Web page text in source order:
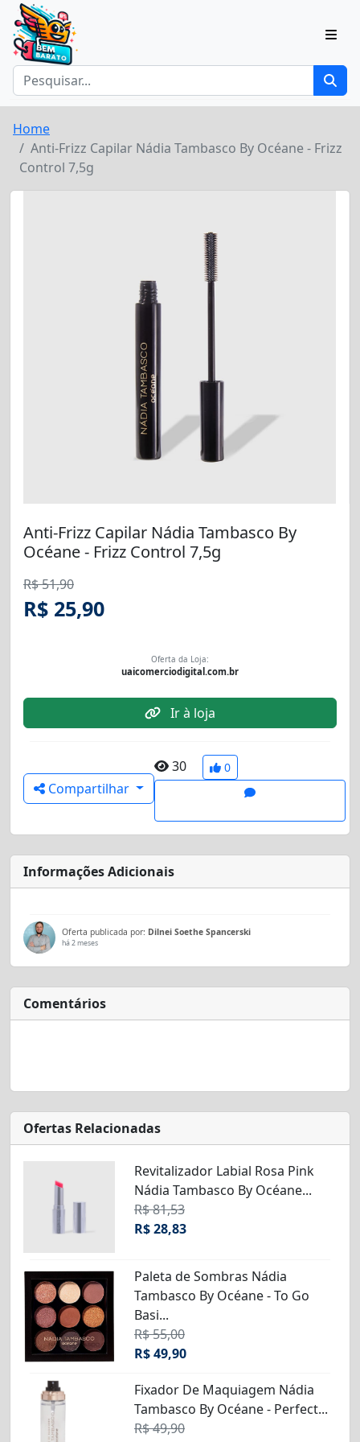
Home
Anti-Frizz Capilar Nádia Tambasco By Océane - Frizz
Control 7,5g
Anti-Frizz Capilar Nádia Tambasco By
Océane - Frizz Control 7,5g
R$ 51,90
R$ 25,90
Oferta da Loja:
uaicomerciodigital.com.br
Ir à loja
Compartilhar
30 0
Informações Adicionais
Oferta publicada por: Dilnei Soethe Spancerski
há 2 meses
Comentários
Ofertas Relacionadas
Revitalizador Labial Rosa Pink
Nádia Tambasco By Océane...
R$ 81,53
R$ 28,83
Paleta de Sombras Nádia
Tambasco By Océane - To Go
Basi...
R$ 55,00
R$ 49,90
Fixador De Maquiagem Nádia
Tambasco By Océane - Perfect...
R$ 49,90